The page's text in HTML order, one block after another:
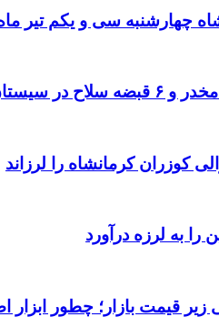
چهارشنبه سی و یکم تیر
را به لرزه درآورد
قیمت بازار؛ چطور ابزار